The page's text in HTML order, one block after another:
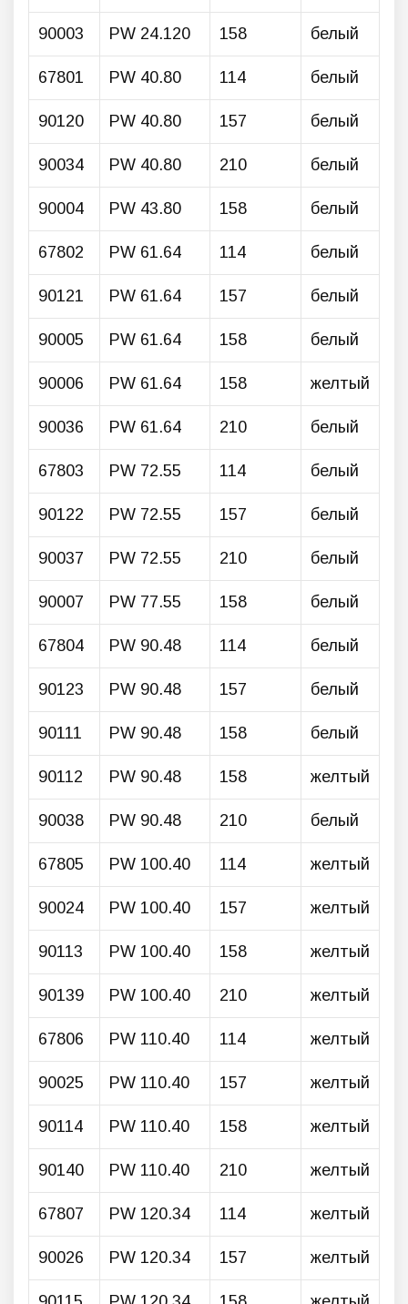
90003 PW 24.120 158 белый
67801 PW 40.80 114 белый
90120 PW 40.80 157 белый
90034 PW 40.80 210 белый
90004 PW 43.80 158 белый
67802 PW 61.64 114 белый
90121 PW 61.64 157 белый
90005 PW 61.64 158 белый
90006 PW 61.64 158 желтый
90036 PW 61.64 210 белый
67803 PW 72.55 114 белый
90122 PW 72.55 157 белый
90037 PW 72.55 210 белый
90007 PW 77.55 158 белый
67804 PW 90.48 114 белый
90123 PW 90.48 157 белый
90111 PW 90.48 158 белый
90112 PW 90.48 158 желтый
90038 PW 90.48 210 белый
67805 PW 100.40 114 желтый
90024 PW 100.40 157 желтый
90113 PW 100.40 158 желтый
90139 PW 100.40 210 желтый
67806 PW 110.40 114 желтый
90025 PW 110.40 157 желтый
90114 PW 110.40 158 желтый
90140 PW 110.40 210 желтый
67807 PW 120.34 114 желтый
90026 PW 120.34 157 желтый